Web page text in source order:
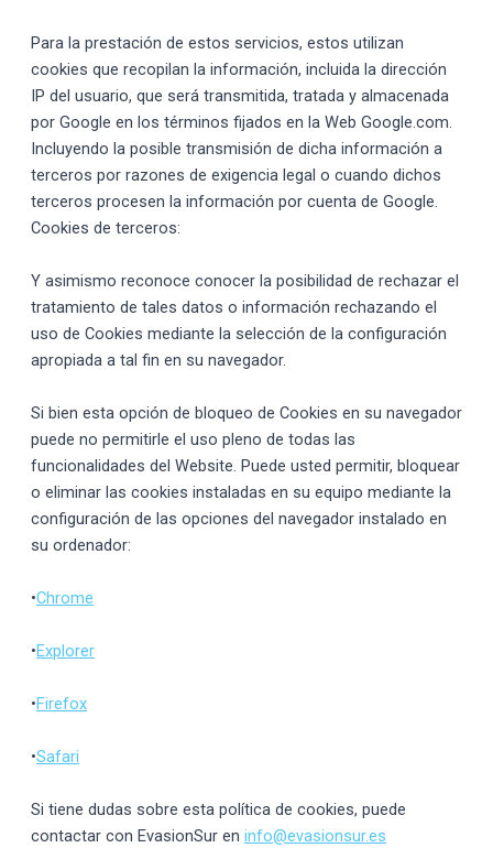
Para la prestación de estos servicios, estos utilizan
cookies que recopilan la información, incluida la dirección
IP del usuario, que será transmitida, tratada y almacenada
por Google en los términos fijados en la Web Google.com.
Incluyendo la posible transmisión de dicha información a
terceros por razones de exigencia legal o cuando dichos
terceros procesen la información por cuenta de Google.
Cookies de terceros:
Y asimismo reconoce conocer la posibilidad de rechazar el
tratamiento de tales datos o información rechazando el
uso de Cookies mediante la selección de la configuración
apropiada a tal fin en su navegador.
Si bien esta opción de bloqueo de Cookies en su navegador
puede no permitirle el uso pleno de todas las
funcionalidades del Website. Puede usted permitir, bloquear
o eliminar las cookies instaladas en su equipo mediante la
configuración de las opciones del navegador instalado en
su ordenador:
•Chrome
•Explorer
•Firefox
•Safari
Si tiene dudas sobre esta política de cookies, puede
contactar con EvasionSur en info@evasionsur.es